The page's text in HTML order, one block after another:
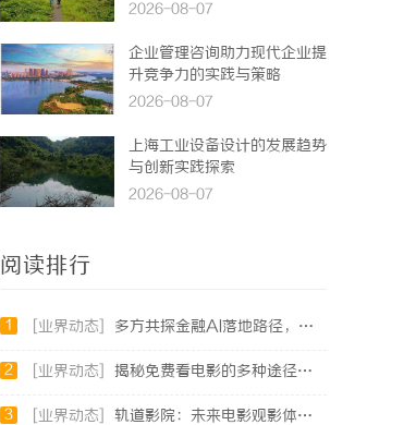
2026-08-07
企业管理咨询助力现代企业提
升竞争力的实践与策略
2026-08-07
上海工业设备设计的发展趋势
与创新实践探索
2026-08-07
阅读排行
1 [业界动态] 多方共探金融AI落地路径，天创信用星图AI助力产业金融智能升级
2 [业界动态] 揭秘免费看电影的多种途径及注意事项详解
3 [业界动态] 轨道影院：未来电影观影体验的创新之路